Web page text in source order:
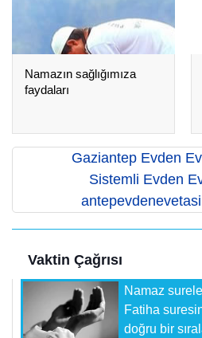
Namazın sağlığımıza
faydaları
Gaziantep Evden
Sistemli Evden
Vaktin Çağrısı
Namaz
Fatiha
doğru bir